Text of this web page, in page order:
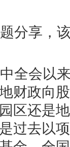
分享，
全会以
财政向
区还是
过去以